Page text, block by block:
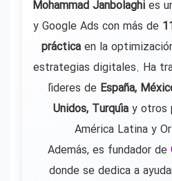
Mohammad Janbolaghi es
y Google Ads con más de
prácticaen la
estrategias digitales. Ha
líderes de España,
Unidos, Turquíay otros
América Latina y
Además, es fundador de
donde se dedica a